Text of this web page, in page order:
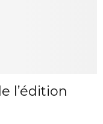
l’édition